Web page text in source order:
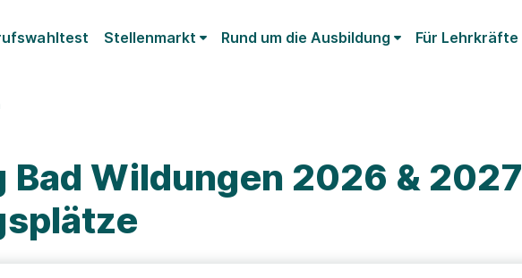
Stellenmarkt Rund um die Ausbildung Für Lehrkräfte
Wildungen 2026 &